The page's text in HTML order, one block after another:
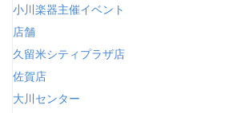
小川楽器主催イベント
店舗
久留米シティプラザ店
佐賀店
大川センター